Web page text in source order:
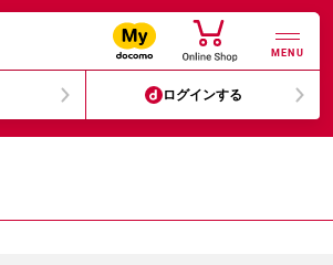
MENU
ログインする